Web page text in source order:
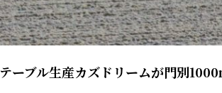
ーブル生産カズドリームが門別